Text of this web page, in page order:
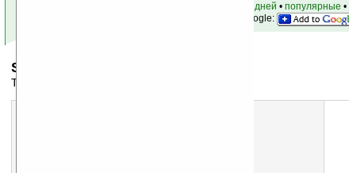
за 7 дней • популярные •
на Google:
Still Dreaming
Тема для экрана Today